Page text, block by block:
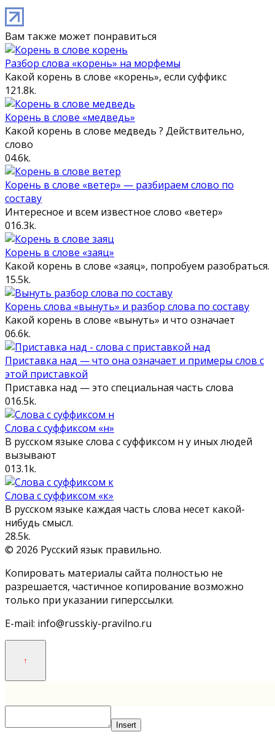
Вам также может понравиться
Разбор слова «корень» на морфемы
Какой корень в слове «корень», если суффикс
121.8k.
Корень в слове «медведь»
Какой корень в слове медведь ? Действительно,
слово
04.6k.
Корень в слове «ветер» — разбираем слово по
составу
Интересное и всем известное слово «ветер»
016.3k.
Корень в слове «заяц»
Какой корень в слове «заяц», попробуем разобраться.
15.5k.
Корень слова «вынуть» и разбор слова по составу
Какой корень в слове «вынуть» и что означает
06.6k.
Приставка над — что она означает и примеры слов с
этой приставкой
Приставка над — это специальная часть слова
016.5k.
Слова с суффиксом «н»
В русском языке слова с суффиксом н у иных людей
вызывают
013.1k.
Слова с суффиксом «к»
В русском языке каждая часть слова несет какой-
нибудь смысл.
28.5k.
© 2026 Русский язык правильно.
Копировать материалы сайта полностью не
разрешается, частичное копирование возможно
только при указании гиперссылки.
E-mail: info@russkiy-pravilno.ru
Insert